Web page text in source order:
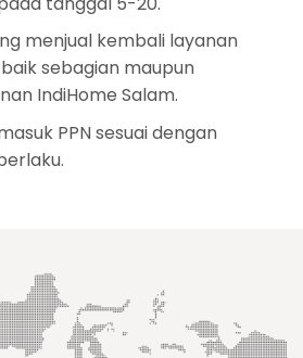
menjual kembali layanan
sebagian maupun
IndiHome Salam.
PPN sesuai dengan